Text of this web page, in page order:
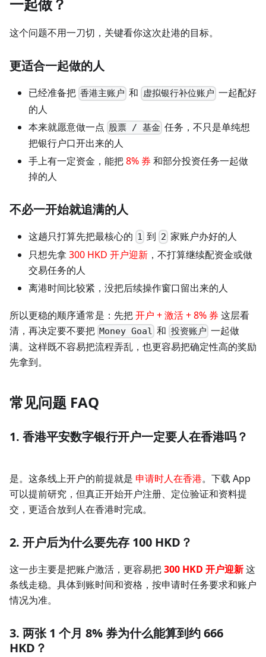
一起做？
这个问题不用一刀切，关键看你这次赴港的目标。
更适合一起做的人
已经准备把 香港主账户 和 虚拟银行补位账户 一起配好
的人
本来就愿意做一点 股票 / 基金 任务，不只是单纯想
把银行户口开出来的人
手上有一定资金，能把8% 券 和部分投资任务一起做
掉的人
不必一开始就追满的人
这趟只打算先把最核心的 1 到 2 家账户办好的人
只想先拿300 HKD 开户迎新 ，不打算继续配资金或做
交易任务的人
离港时间比较紧，没把后续操作窗口留出来的人
所以更稳的顺序通常是：先把开户 + 激活 + 8% 券 这层看
清，再决定要不要把 Money Goal 和 投资账户 一起做
满。这样既不容易把流程弄乱，也更容易把确定性高的奖励
先拿到。
常见问题 FAQ
1. 香港平安数字银行开户一定要人在香港吗？
是。这条线上开户的前提就是 申请时人在香港。下载 App
可以提前研究，但真正开始开户注册、定位验证和资料提
交，更适合放到人在香港时完成。
2. 开户后为什么要先存 100 HKD？
这一步主要是把账户激活，更容易把300 HKD 开户迎新这
条线走稳。具体到账时间和资格，按申请时任务要求和账户
情况为准。
3. 两张 1 个月 8% 券为什么能算到约 666
HKD？